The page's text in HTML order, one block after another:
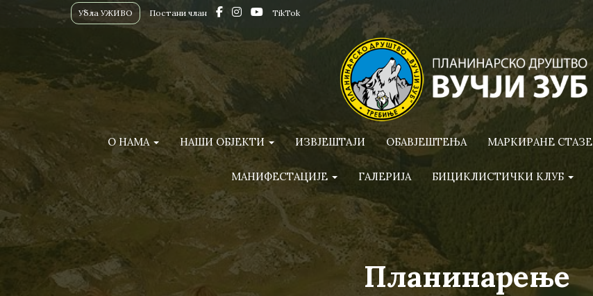
Убла УЖИВО Постани члан TikTok
О НАМА НАШИ ОБЈЕКТИ ИЗВЈЕШТАЈИ ОБАВЈЕШТЕЊА МАРКИРАНЕ СТАЗЕ
МАНИФЕСТАЦИЈЕ ГАЛЕРИЈА БИЦИКЛИСТИЧКИ КЛУБ
Планинарење